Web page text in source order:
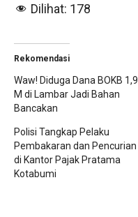
Dilihat: 178
Rekomendasi
Waw! Diduga Dana BOKB 1,9
M di Lambar Jadi Bahan
Bancakan
Polisi Tangkap Pelaku
Pembakaran dan Pencurian
di Kantor Pajak Pratama
Kotabumi